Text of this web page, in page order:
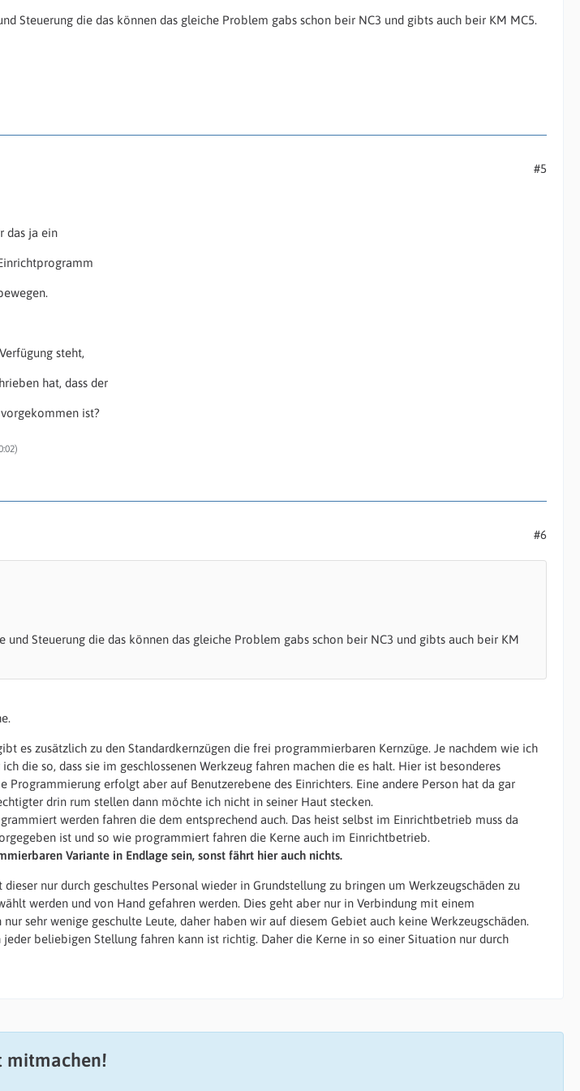
Steuerung die das können das gleiche Problem gabs schon beir NC3 und gibts auch beir KM MC5.
#5
das ja ein
steht,
hat, dass der
ist?
)
#6
Steuerung die das können das gleiche Problem gabs schon beir NC3 und gibts auch beir KM
es zusätzlich zu den Standardkernzügen die frei programmierbaren Kernzüge. Je nachdem wie ich
die so, dass sie im geschlossenen Werkzeug fahren machen die es halt. Hier ist besonderes
Programmierung erfolgt aber auf Benutzerebene des Einrichters. Eine andere Person hat da gar
drin rum stellen dann möchte ich nicht in seiner Haut stecken.
werden fahren die dem entsprechend auch. Das heist selbst im Einrichtbetrieb muss da
ist und so wie programmiert fahren die Kerne auch im Einrichtbetrieb.
Variante in Endlage sein, sonst fährt hier auch nichts.
nur durch geschultes Personal wieder in Grundstellung zu bringen um Werkzeugschäden zu
werden und von Hand gefahren werden. Dies geht aber nur in Verbindung mit einem
sehr wenige geschulte Leute, daher haben wir auf diesem Gebiet auch keine Werkzeugschäden.
jeder beliebigen Stellung fahren kann ist richtig. Daher die Kerne in so einer Situation nur durch
mitmachen!